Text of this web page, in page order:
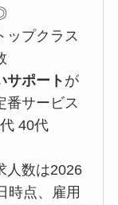
ップクラス
サポート が
番サービス
40代
人数は2026
時点、雇用